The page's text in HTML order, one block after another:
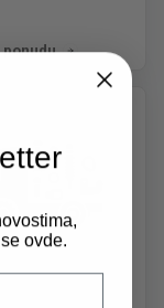
ovde.